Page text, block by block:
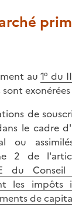
au1° du
sont
de
le cadre
ou
2 de
du
les impôts
de